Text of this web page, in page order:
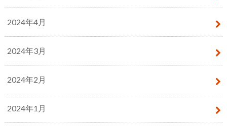
2024年4月
2024年3月
2024年2月
2024年1月